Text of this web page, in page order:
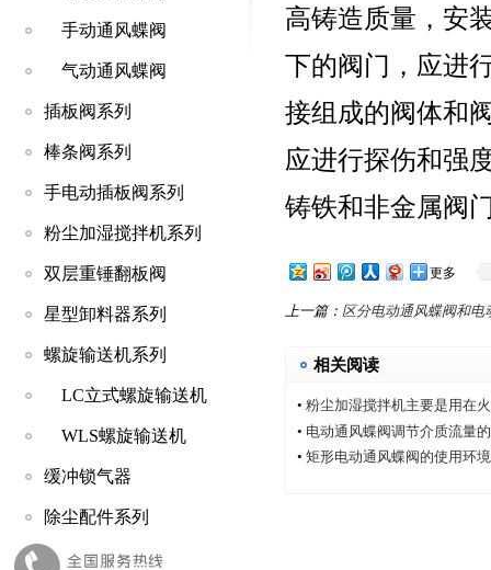
手动通风蝶阀
气动通风蝶阀
插板阀系列
棒条阀系列
手电动插板阀系列
粉尘加湿搅拌机系列
双层重锤翻板阀
星型卸料器系列
螺旋输送机系列
LC立式螺旋输送机
WLS螺旋输送机
缓冲锁气器
除尘配件系列
高铸造质量，安
下的阀门，应进
接组成的阀体和
应进行探伤和强
铸铁和非金属阀
更多
上一篇： 区分电动通风蝶阀和电
相关阅读
• 粉尘加湿搅拌机主要是用在
• 电动通风蝶阀调节介质流量
• 矩形电动通风蝶阀的使用环境